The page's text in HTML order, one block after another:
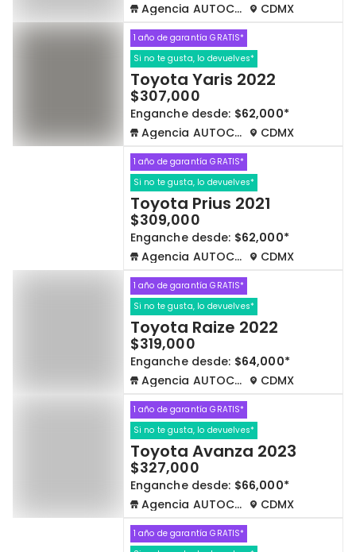
Agencia AUTOCOM
CDMX
1 año de garantía GRATIS*
Si no te gusta, lo devuelves*
Toyota Yaris 2022
$307,000
Enganche desde: $62,000*
Agencia AUTOCOM
CDMX
1 año de garantía GRATIS*
Si no te gusta, lo devuelves*
Toyota Prius 2021
$309,000
Enganche desde: $62,000*
Agencia AUTOCOM
CDMX
1 año de garantía GRATIS*
Si no te gusta, lo devuelves*
Toyota Raize 2022
$319,000
Enganche desde: $64,000*
Agencia AUTOCOM
CDMX
1 año de garantía GRATIS*
Si no te gusta, lo devuelves*
Toyota Avanza 2023
$327,000
Enganche desde: $66,000*
Agencia AUTOCOM
CDMX
1 año de garantía GRATIS*